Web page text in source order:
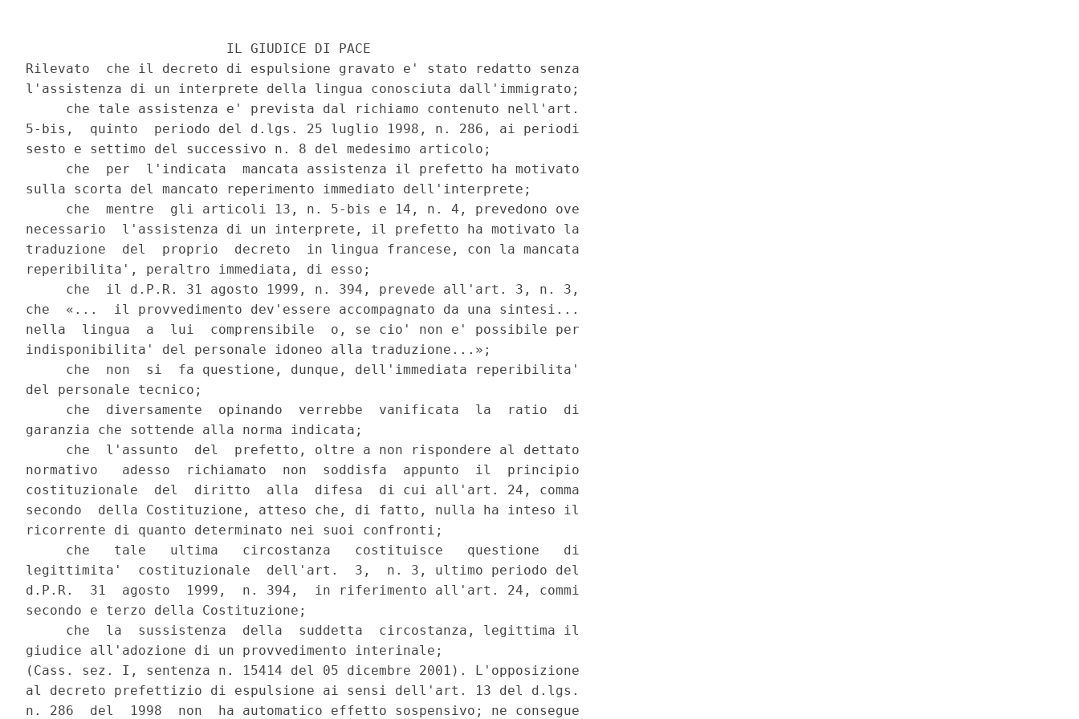
                         IL GIUDICE DI PACE
Rilevato  che il decreto di espulsione gravato e' stato redatto senza
l'assistenza di un interprete della lingua conosciuta dall'immigrato;
     che tale assistenza e' prevista dal richiamo contenuto nell'art.
5-bis,  quinto  periodo del d.lgs. 25 luglio 1998, n. 286, ai periodi
sesto e settimo del successivo n. 8 del medesimo articolo;
     che  per  l'indicata  mancata assistenza il prefetto ha motivato
sulla scorta del mancato reperimento immediato dell'interprete;
     che  mentre  gli articoli 13, n. 5-bis e 14, n. 4, prevedono ove
necessario  l'assistenza di un interprete, il prefetto ha motivato la
traduzione  del  proprio  decreto  in lingua francese, con la mancata
reperibilita', peraltro immediata, di esso;
     che  il d.P.R. 31 agosto 1999, n. 394, prevede all'art. 3, n. 3,
che  «...  il provvedimento dev'essere accompagnato da una sintesi...
nella  lingua  a  lui  comprensibile  o, se cio' non e' possibile per
indisponibilita' del personale idoneo alla traduzione...»;
     che  non  si  fa questione, dunque, dell'immediata reperibilita'
del personale tecnico;
     che  diversamente  opinando  verrebbe  vanificata  la  ratio  di
garanzia che sottende alla norma indicata;
     che  l'assunto  del  prefetto, oltre a non rispondere al dettato
normativo   adesso  richiamato  non  soddisfa  appunto  il  principio
costituzionale  del  diritto  alla  difesa  di cui all'art. 24, comma
secondo  della Costituzione, atteso che, di fatto, nulla ha inteso il
ricorrente di quanto determinato nei suoi confronti;
     che   tale   ultima   circostanza   costituisce   questione   di
legittimita'  costituzionale  dell'art.  3,  n. 3, ultimo periodo del
d.P.R.  31  agosto  1999,  n. 394,  in riferimento all'art. 24, commi
secondo e terzo della Costituzione;
     che  la  sussistenza  della  suddetta  circostanza, legittima il
giudice all'adozione di un provvedimento interinale;
(Cass. sez. I, sentenza n. 15414 del 05 dicembre 2001). L'opposizione
al decreto prefettizio di espulsione ai sensi dell'art. 13 del d.lgs.
n. 286  del  1998  non  ha automatico effetto sospensivo; ne consegue